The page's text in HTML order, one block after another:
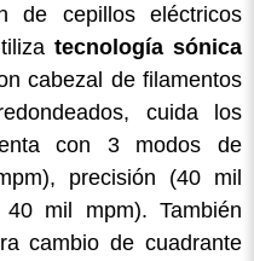
de cepillos eléctricos
tecnología sónica
cabezal de filamentos
cuida los
con 3 modos de
precisión (40 mil
mil mpm). También
cambio de cuadrante